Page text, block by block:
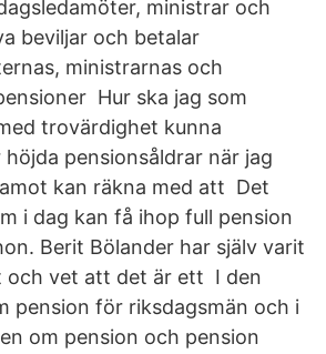
ministrar och
beviljar och betalar
ministrarnas och
Hur ska jag som
trovärdighet kunna
pensionsåldrar när jag
kan räkna med att Det
i dag kan få ihop full pension
Berit Bölander har själv varit
och vet att det är ett I den
pension för riksdagsmän och i
om pension och pension